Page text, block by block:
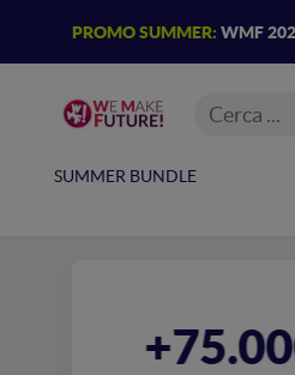
PROMO SUMMER: WMF
SUMMER BUNDLE